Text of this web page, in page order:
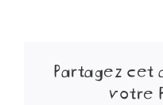
Partagez cet
votre